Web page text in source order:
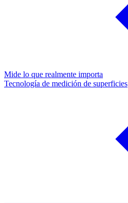
Mide lo que realmente importa
Tecnología de medición de superficies